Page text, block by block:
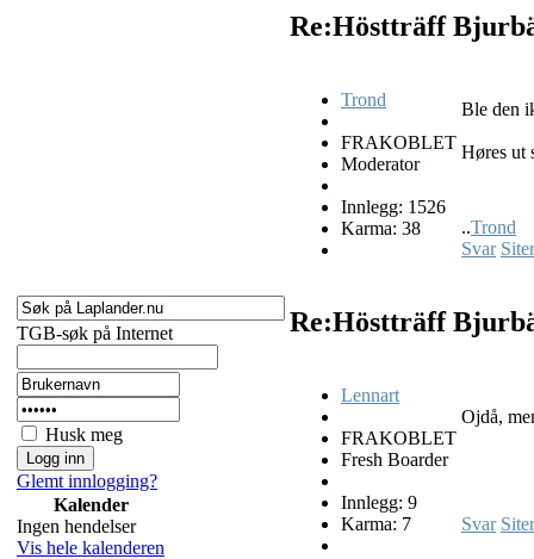
TGB-søk på Internet
Husk meg
Glemt innlogging?
Kalender
Ingen hendelser
Vis hele kalenderen
Re:Höstträff
Trond
FRAKOBLET
Moderator
Innlegg: 1526
Karma: 38
Ble den
Høres ut
..Trond
Svar Siter
Re:Höstträff
Lennart
FRAKOBLET
Fresh Boarder
Innlegg: 9
Karma: 7
Ojdå,
Svar Siter